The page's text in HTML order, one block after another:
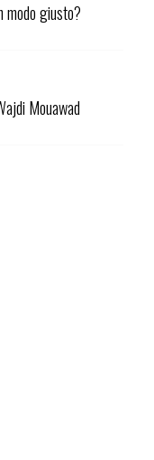
modo giusto?
Mouawad